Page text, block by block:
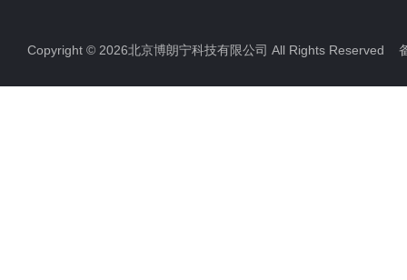
Copyright © 2026北京博朗宁科技有限公司 All Rights Reserved